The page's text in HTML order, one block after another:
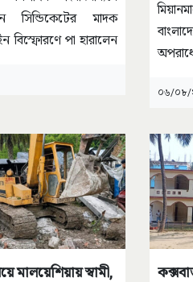
সিন্ডিকেটের মাদক
বিস্ফোরণে পা হারালেন
০৬/০৮/
মালয়েশিয়ায় স্বামী,